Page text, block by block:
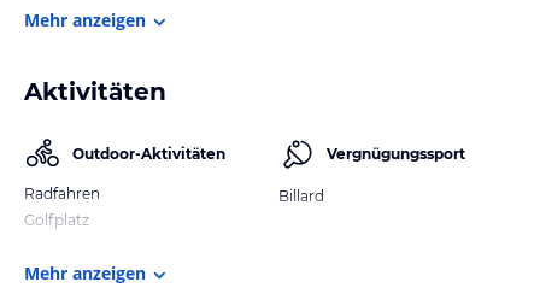
Mehr anzeigen
Aktivitäten
Outdoor-Aktivitäten
Radfahren
Golfplatz
Vergnügungssport
Billard
Mehr anzeigen